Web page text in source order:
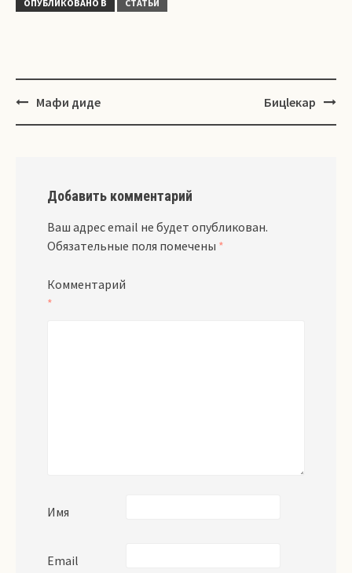
ОПУБЛИКОВАНО В СТАТЬИ
Навигация
Мафи диде Бицlекар
Добавить комментарий
Ваш адрес email не будет опубликован.
Обязательные поля помечены *
Комментарий
*
Имя
Email